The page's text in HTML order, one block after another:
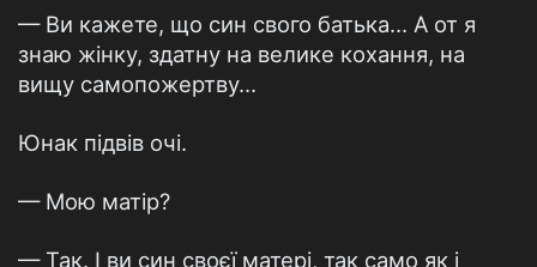
— Ви кажете, що син свого батька… А от я
знаю жінку, здатну на велике кохання, на
вищу самопожертву…
Юнак підвів очі.
— Мою матір?
— Так. І ви син своєї матері, так само як і